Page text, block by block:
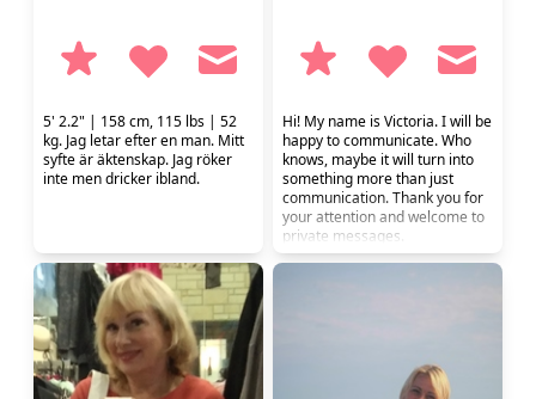
5' 2.2" | 158 cm, 115 lbs | 52
kg. Jag letar efter en man. Mitt
syfte är äktenskap. Jag röker
inte men dricker ibland.
Hi! My name is Victoria. I will be
happy to communicate. Who
knows, maybe it will turn into
something more than just
communication. Thank you for
your attention and welcome to
private messages.